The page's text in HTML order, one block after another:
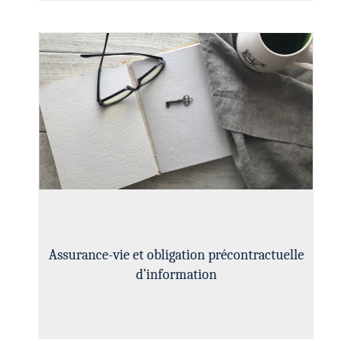
Assurance-vie et obligation précontractuelle
d’information